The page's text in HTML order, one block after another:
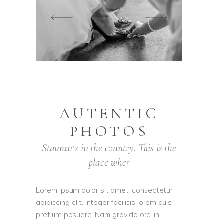
AUTENTIC
PHOTOS
Staurants in the country. This is the
place wher
Lorem ipsum dolor sit amet, consectetur
adipiscing elit. Integer facilisis lorem quis
pretium posuere. Nam gravida orci in